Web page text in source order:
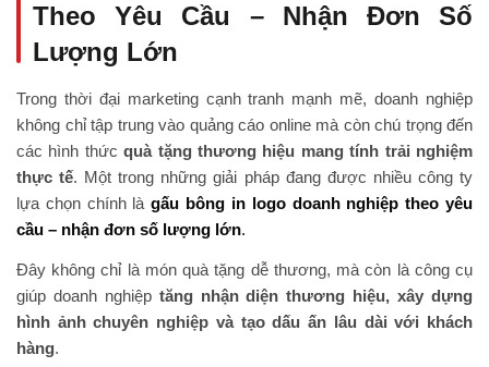
Theo Yêu Cầu – Nhận Đơn Số
Lượng Lớn
Trong thời đại marketing cạnh tranh mạnh mẽ, doanh nghiệp
không chỉ tập trung vào quảng cáo online mà còn chú trọng đến
các hình thứcquà tặng thương hiệu mang tính trải nghiệm
thực tế. Một trong những giải pháp đang được nhiều công ty
lựa chọn chính làgấu bông in logo doanh nghiệp theo yêu
cầu – nhận đơn số lượng lớn.
Đây không chỉ là món quà tặng dễ thương, mà còn là công cụ
giúp doanh nghiệp tăng nhận diện thương hiệu, xây dựng
hình ảnh chuyên nghiệp và tạo dấu ấn lâu dài với khách
hàng.